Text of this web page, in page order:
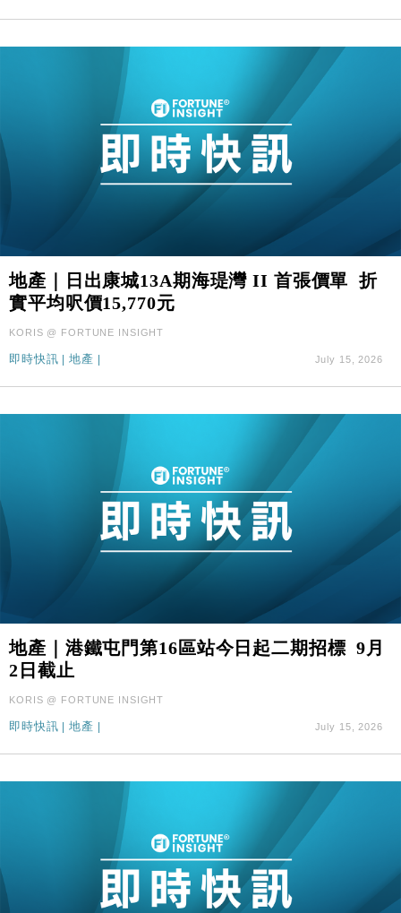
地產｜日出康城13A期海瑅灣 II 首張價單 折
實平均呎價15,770元
KORIS @ FORTUNE INSIGHT
即時快訊 |地產 July 15, 2026
地產｜港鐵屯門第16區站今日起二期招標 9月
2日截止
KORIS @ FORTUNE INSIGHT
即時快訊 |地產 July 15, 2026